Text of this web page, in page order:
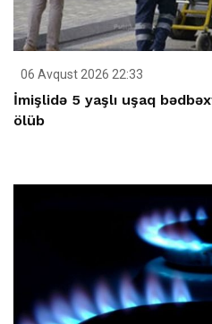
06 Avqust 2026 22:33
İmişlidə 5 yaşlı uşaq
ölüb